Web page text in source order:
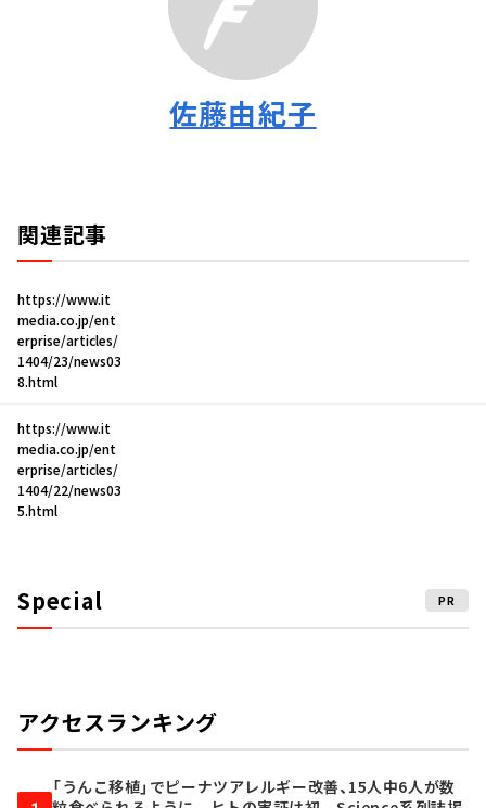
佐藤由紀子
関連記事
https://www.it
media.co.jp/ent
erprise/articles/
1404/23/news03
8.html
https://www.it
media.co.jp/ent
erprise/articles/
1404/22/news03
5.html
Special PR
アクセスランキング
「うんこ移植」でピーナツアレルギー改善、15人中6人が数